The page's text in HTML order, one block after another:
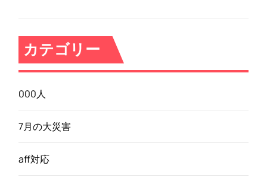
カテゴリー
000人
7月の大災害
aff対応